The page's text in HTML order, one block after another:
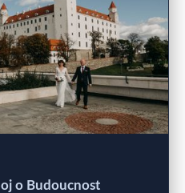
o Budoucnost